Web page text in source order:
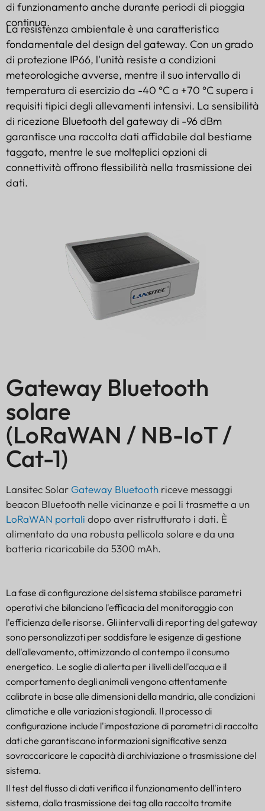
di funzionamento anche durante periodi di pioggia
continua.
La resistenza ambientale è una caratteristica
fondamentale del design del gateway. Con un grado
di protezione IP66, l'unità resiste a condizioni
meteorologiche avverse, mentre il suo intervallo di
temperatura di esercizio da -40 °C a +70 °C supera i
requisiti tipici degli allevamenti intensivi. La sensibilità
di ricezione Bluetooth del gateway di -96 dBm
garantisce una raccolta dati affidabile dal bestiame
taggato, mentre le sue molteplici opzioni di
connettività offrono flessibilità nella trasmissione dei
dati.
Gateway Bluetooth
solare
(LoRaWAN / NB-IoT /
Cat-1)
Lansitec Solar Gateway Bluetooth riceve messaggi
beacon Bluetooth nelle vicinanze e poi li trasmette a un
LoRaWAN portali dopo aver ristrutturato i dati. È
alimentato da una robusta pellicola solare e da una
batteria ricaricabile da 5300 mAh.
La fase di configurazione del sistema stabilisce parametri
operativi che bilanciano l'efficacia del monitoraggio con
l'efficienza delle risorse. Gli intervalli di reporting del gateway
sono personalizzati per soddisfare le esigenze di gestione
dell'allevamento, ottimizzando al contempo il consumo
energetico. Le soglie di allerta per i livelli dell'acqua e il
comportamento degli animali vengono attentamente
calibrate in base alle dimensioni della mandria, alle condizioni
climatiche e alle variazioni stagionali. Il processo di
configurazione include l'impostazione di parametri di raccolta
dati che garantiscano informazioni significative senza
sovraccaricare le capacità di archiviazione o trasmissione del
sistema.
Il test del flusso di dati verifica il funzionamento dell'intero
sistema, dalla trasmissione dei tag alla raccolta tramite